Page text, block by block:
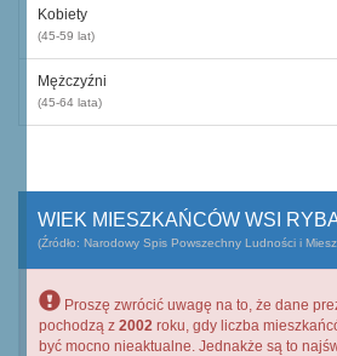
Kobiety
(45-59 lat)
Mężczyźni
(45-64 lata)
WIEK MIESZKAŃCÓW WSI
(Źródło: Narodowy Spis Powszechny Ludności i
Proszę zwrócić uwagę na to, że dane
pochodzą z 2002 roku, gdy liczba
być mocno nieaktualne. Jednakże są to